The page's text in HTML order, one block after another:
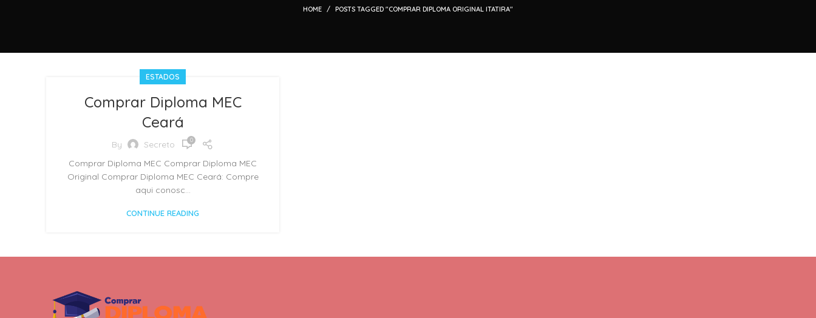
HOME POSTS TAGGED "COMPRAR DIPLOMA ORIGINAL ITATIRA"
ESTADOS
Comprar Diploma MEC
Ceará
By Secreto 0
Comprar Diploma MEC Comprar Diploma MEC
Original Comprar Diploma MEC Ceará: Compre
aqui conosc...
CONTINUE READING